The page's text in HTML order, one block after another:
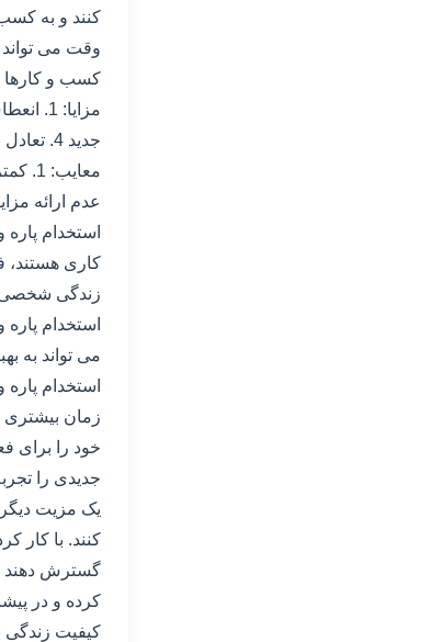
کنند و به کسب
وقت می
کسب و کارها
جدید 4. تعادل بهتری در زندگی شخصی و حرفه ای
عدم ارائه
استخدام
کاری هستند،
زندگی شخصی
استخدام
می تواند به
استخدام
زمان بیشتری
خود را برای
جدیدی را
یک مزیت
کنند. با کار
گسترش دهند و
کرده و در
کیفیت زندگی